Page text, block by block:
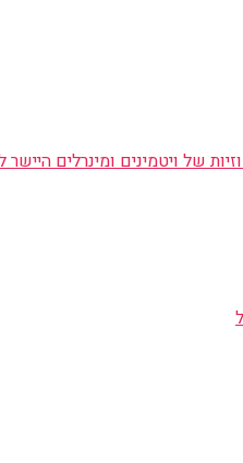
של ויטמינים ומינרלים היישר